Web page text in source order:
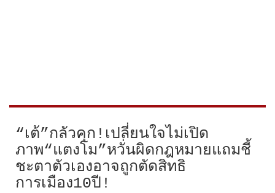
“เต้”กลัวคุก!เปลี่ยนใจไม่เปิด
ภาพ“แตงโม”หวั่นผิดกฎหมายแถมชี้
ชะตาตัวเองอาจถูกตัดสิทธิ
การเมือง10ปี!